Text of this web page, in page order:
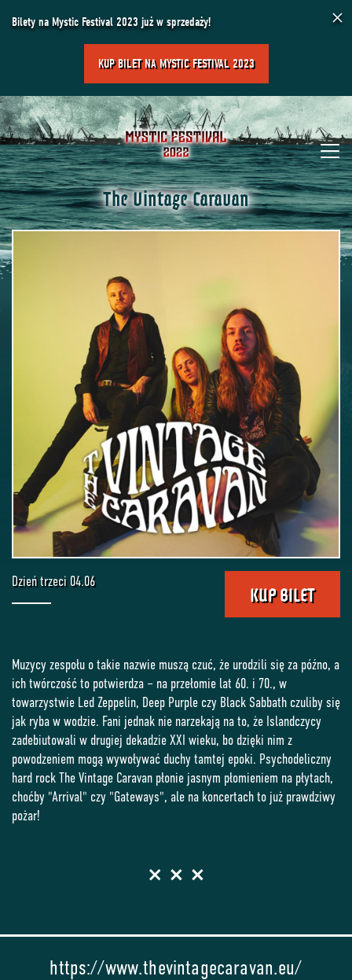
Bilety na Mystic Festival 2023 już w sprzedaży!
KUP BILET NA MYSTIC FESTIVAL 2023
×
The Vintage Caravan
Dzień trzeci 04.06 KUP BILET
Muzycy zespołu o takie nazwie muszą czuć, że urodzili się za późno, a
ich twórczość to potwierdza – na przełomie lat 60. i 70., w
towarzystwie Led Zeppelin, Deep Purple czy Black Sabbath czuliby się
jak ryba w wodzie. Fani jednak nie narzekają na to, że Islandczycy
zadebiutowali w drugiej dekadzie XXI wieku, bo dzięki nim z
powodzeniem mogą wywoływać duchy tamtej epoki. Psychodeliczny
hard rock The Vintage Caravan płonie jasnym płomieniem na płytach,
choćby "Arrival" czy "Gateways", ale na koncertach to już prawdziwy
pożar!
https://www.thevintagecaravan.eu/